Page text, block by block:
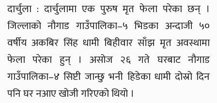
दार्चुला : दार्चुलामा एक पुरुष मृत फेला परेका छन् ।
जिल्लाको नौगाड गाउँपालिका–५ भिडका अन्दाजी ५०
वर्षीय अकबिर सिंह धामी बिहीवार साँझ मृत अवस्थामा
फेला परेका हुन् । असोज २६ गते घरबाट नौगाड
गाउँपालिका–४ सिप्टी जान्छु भनी हिडेका धामी दोस्रो दिन
पनि घर नआए खोजी गरिएको थियो ।